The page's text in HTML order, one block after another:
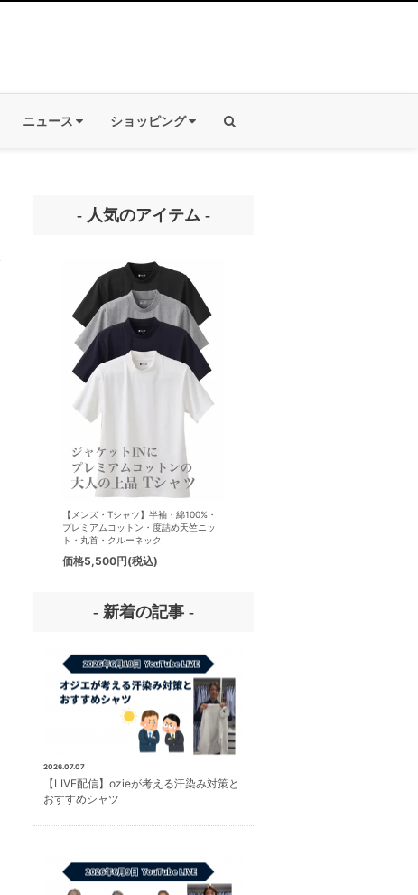
ニュース ショッピング
- 人気のアイテム -
【メンズ・Tシャツ】半袖・綿100%・
プレミアムコットン・度詰め天竺ニッ
ト・丸首・クルーネック
価格5,500円(税込)
- 新着の記事 -
2026.07.07
【LIVE配信】ozieが考える汗染み対策と
おすすめシャツ